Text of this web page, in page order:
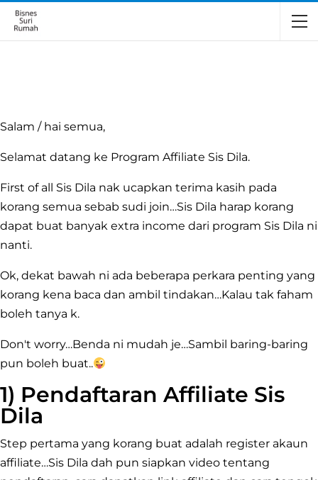
Salam / hai semua,
Selamat datang ke Program Affiliate Sis Dila.
First of all Sis Dila nak ucapkan terima kasih pada
korang semua sebab sudi join…Sis Dila harap korang
dapat buat banyak extra income dari program Sis Dila ni
nanti.
Ok, dekat bawah ni ada beberapa perkara penting yang
korang kena baca dan ambil tindakan…Kalau tak faham
boleh tanya k.
Don't worry…Benda ni mudah je…Sambil baring-baring
pun boleh buat..
1) Pendaftaran Affiliate Sis
Dila
Step pertama yang korang buat adalah register akaun
affiliate…Sis Dila dah pun siapkan video tentang